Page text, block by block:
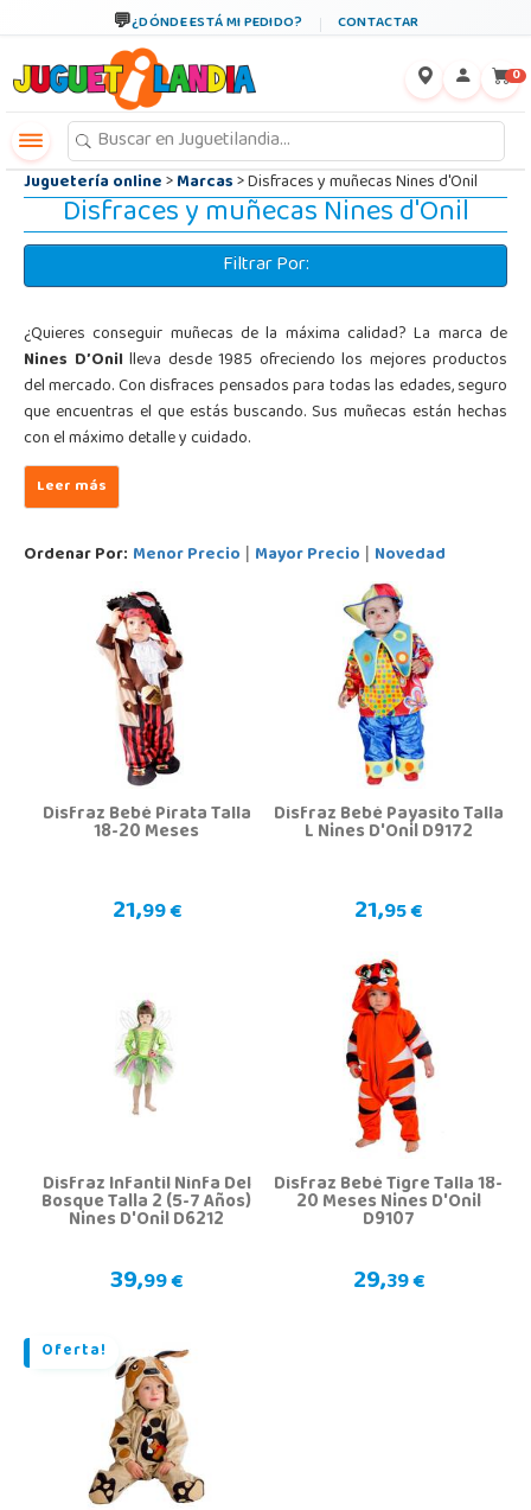
¿DÓNDE ESTÁ MI PEDIDO? CONTACTAR
0
Juguetería online>Marcas> Disfraces y muñecas Nines d'Onil
Disfraces y muñecas Nines d'Onil
Filtrar Por:
¿Quieres conseguir muñecas de la máxima calidad? La marca de
Nines D’Onillleva desde 1985 ofreciendo los mejores productos
del mercado. Con disfraces pensados para todas las edades, seguro
que encuentras el que estás buscando. Sus muñecas están hechas
con el máximo detalle y cuidado.
Ordenar Por: Menor Precio | Mayor Precio | Novedad
Disfraz Bebé Pirata Talla
18-20 Meses
21,99 €
Disfraz Bebé Payasito Talla
L Nines D'Onil D9172
21,95 €
Disfraz Infantil Ninfa Del
Bosque Talla 2 (5-7 Años)
Nines D'Onil D6212
39,99 €
Disfraz Bebé Tigre Talla 18-
20 Meses Nines D'Onil
D9107
29,39 €
Oferta!